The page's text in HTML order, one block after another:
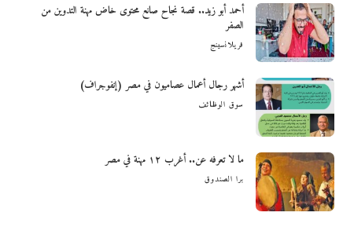
أحمد أبو زيد.. قصة نجاح صانع محتوى خاض مهنة التدوين من
الصفر
فريلانسينج
أشهر رجال أعمال عصاميون في مصر (إنفوجراف)
سوق الوظائف
ما لا تعرفه عن.. أغرب ١٢ مهنة في مصر
برا الصندوق